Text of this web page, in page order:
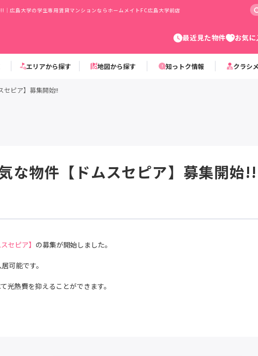
広島大学の学生専用賃貸マンションならホームメイトFC広島大学前店
最近見た物件 お気
エリアから探す 地図から探す 知っトク情報 クラシ
セピア】募集開始!!
な物件【ドムスセピア】募集開始!!
スセピア】 の募集が開始しました。
可能です。
光熱費を抑えることができます。